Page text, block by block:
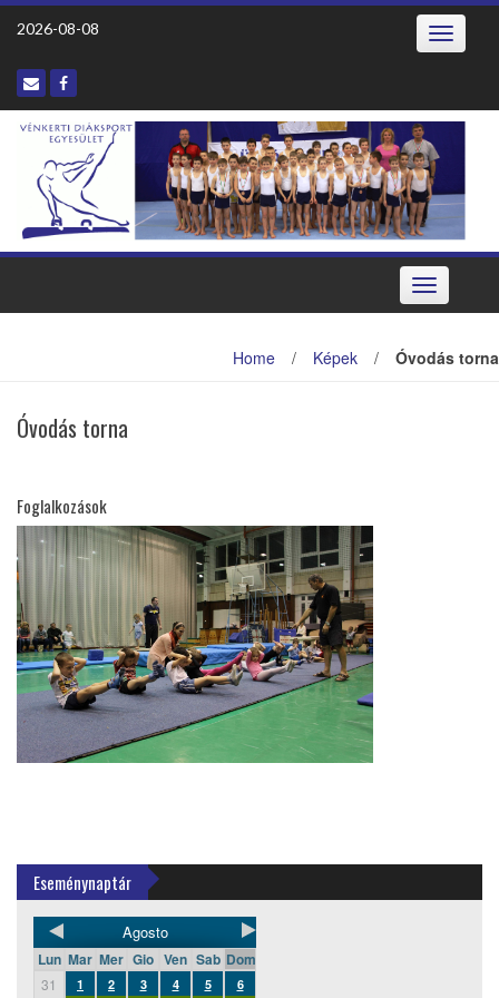
2026-08-08 Toggle
Toggle
navigation
Home / Képek / Óvodás torna
Óvodás torna
Foglalkozások
Eseménynaptár
Agosto
Lun Mar Mer Gio Ven Sab Dom
31 1 2 3 4 5 6